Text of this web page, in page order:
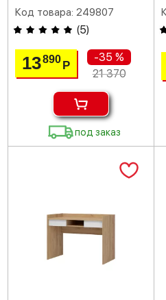
Код товара: 249807
(5)
13890Р
-35 %
21 370
под заказ